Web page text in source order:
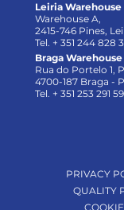
Leiria Warehouse
Warehouse A,
2415-746 Pines,
Tel. + 351 244 828
Braga Warehouse
Rua do Portelo 1,
4700-187 Braga -
Tel. + 351 253 291
PRIVACY
QUALITY